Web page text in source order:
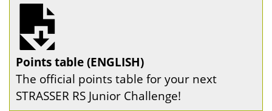
Points table (ENGLISH)
The official points table for your next
STRASSER RS Junior Challenge!